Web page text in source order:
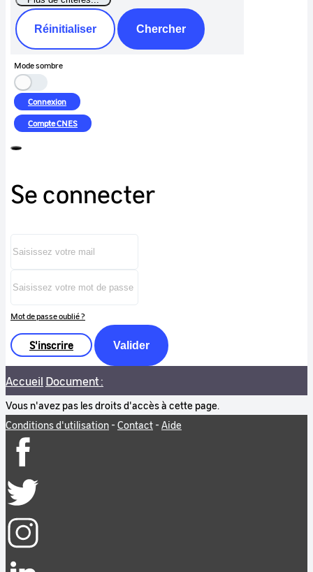
Réinitialiser Chercher
Mode sombre
Connexion
CompteCNES
Se connecter
Mot de passe oublié ?
S'inscrire Valider
Accueil Document :
Vous n'avez pas les droits d'accès à cette page.
Conditions d'utilisation - Contact - Aide